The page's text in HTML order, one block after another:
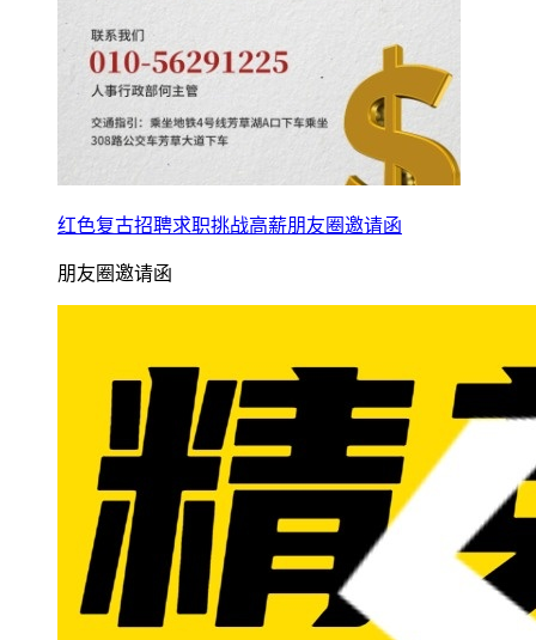
红色复古招聘求职挑战高薪朋友圈邀请函
朋友圈邀请函